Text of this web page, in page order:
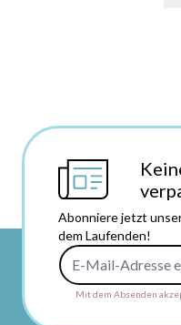
Abonniere jetzt
dem Laufenden!
Mit dem Absenden